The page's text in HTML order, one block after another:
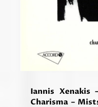
Iannis Xenakis
Charisma –